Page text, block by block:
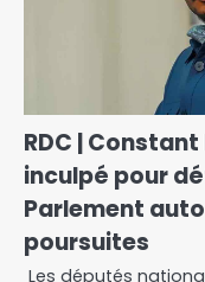
RDC |
inculpé pour
Parlement
poursuites
Les députés